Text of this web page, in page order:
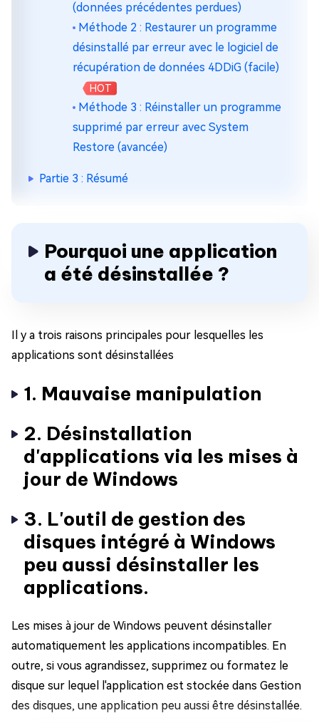
(données précédentes perdues)
Méthode 2 : Restaurer un programme
désinstallé par erreur avec le logiciel de
récupération de données 4DDiG (facile)
HOT
Méthode 3 : Réinstaller un programme
supprimé par erreur avec System
Restore (avancée)
Partie 3 : Résumé
Pourquoi une application
a été désinstallée ?
Il y a trois raisons principales pour lesquelles les
applications sont désinstallées
1. Mauvaise manipulation
2. Désinstallation
d'applications via les mises à
jour de Windows
3. L'outil de gestion des
disques intégré à Windows
peu aussi désinstaller les
applications.
Les mises à jour de Windows peuvent désinstaller
automatiquement les applications incompatibles. En
outre, si vous agrandissez, supprimez ou formatez le
disque sur lequel l'application est stockée dans Gestion
des disques, une application peu aussi être désinstallée.